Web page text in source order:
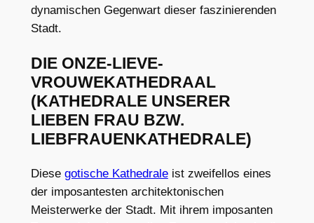
dynamischen Gegenwart dieser faszinierenden
Stadt.
DIE ONZE-LIEVE-
VROUWEKATHEDRAAL
(KATHEDRALE UNSERER
LIEBEN FRAU BZW.
LIEBFRAUENKATHEDRALE)
Diese gotische Kathedraleist zweifellos eines
der imposantesten architektonischen
Meisterwerke der Stadt. Mit ihrem imposanten